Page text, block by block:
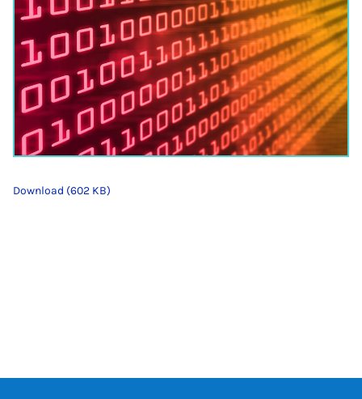
Download (602 KB)